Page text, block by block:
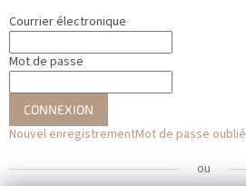
Courrier électronique
Mot de passe
CONNEXION
Nouvel enregistrementMot de passe oublié
ou